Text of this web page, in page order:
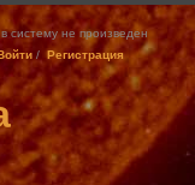
систему не произведен
/ Регистрация